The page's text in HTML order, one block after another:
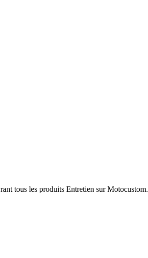
tous les produits Entretien sur Motocustom.